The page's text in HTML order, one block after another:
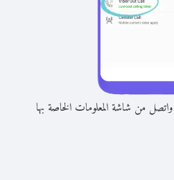
من شاشة المعلومات الخاصة بها